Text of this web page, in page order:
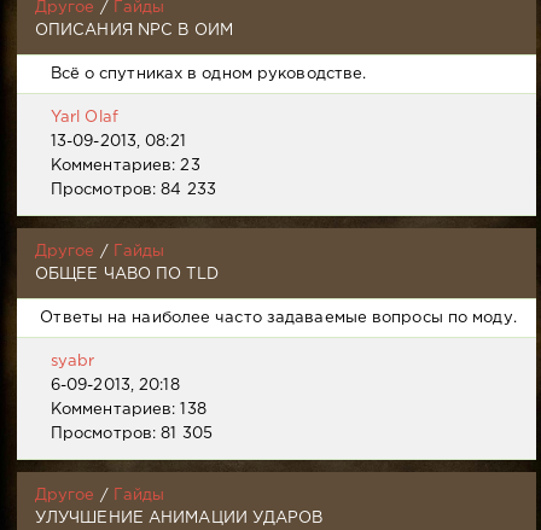
Другое /
Гайды
ОПИСАНИЯ NPC В ОИМ
Всё о спутниках в одном руководстве.
Yarl Olaf
13-09-2013, 08:21
Комментариев: 23
Просмотров: 84 233
Другое /
Гайды
ОБЩЕЕ ЧАВО ПО TLD
Ответы на наиболее часто задаваемые вопросы по моду.
syabr
6-09-2013, 20:18
Комментариев: 138
Просмотров: 81 305
Другое /
Гайды
УЛУЧШЕНИЕ АНИМАЦИИ УДАРОВ